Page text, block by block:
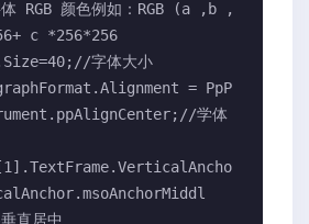
RGB 颜色例如：RGB (a ,b ,
c *256*256
字体大小
= PpP
学体
直居中